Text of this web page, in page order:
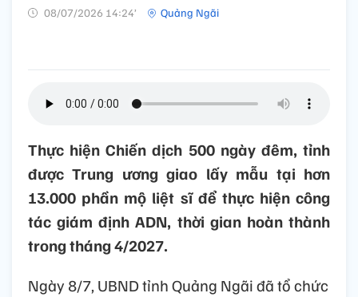
08/07/2026 14:24’ Quảng Ngãi
Thực hiện Chiến dịch 500 ngày đêm, tỉnh
được Trung ương giao lấy mẫu tại hơn
13.000 phần mộ liệt sĩ để thực hiện công
tác giám định ADN, thời gian hoàn thành
trong tháng 4/2027.
Ngày 8/7, UBND tỉnh Quảng Ngãi đã tổ chức